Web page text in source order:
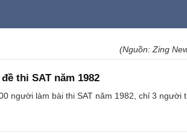
(Nguồn: Zing
thi SAT năm 1982
người làm bài thi SAT năm 1982, chỉ 3 người